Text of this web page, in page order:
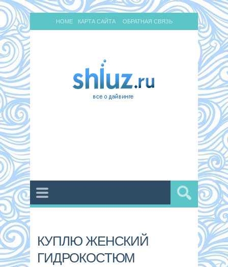
HOME КАРТА САЙТА ОБРАТНАЯ СВЯЗЬ
КУПЛЮ ЖЕНСКИЙ
ГИДРОКОСТЮМ